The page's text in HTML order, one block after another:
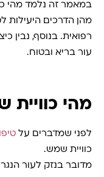
במאמר זה נלמד מהי
מהן הדרכים היעילות
רפואית. בנוסף, נבין
עור בריא ובטוח.
מהי
לפני שמדברים על
כוויית שמש.
מדובר בנזק לעור